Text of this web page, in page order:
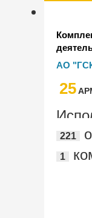
и
АО
25
221
1